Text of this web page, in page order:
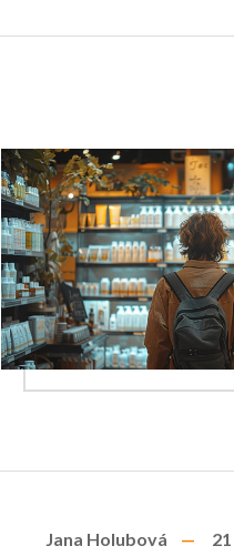
vlasy do
Jana Holubová